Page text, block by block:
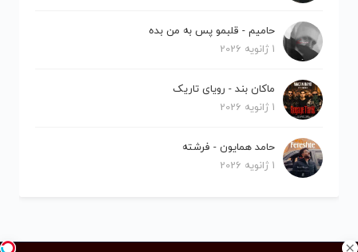
حامیم - قلبمو پس به من بده
1 ژانویه 2026
ماکان بند - رویای تاریک
1 ژانویه 2026
حامد همایون - فرشته
1 ژانویه 2026